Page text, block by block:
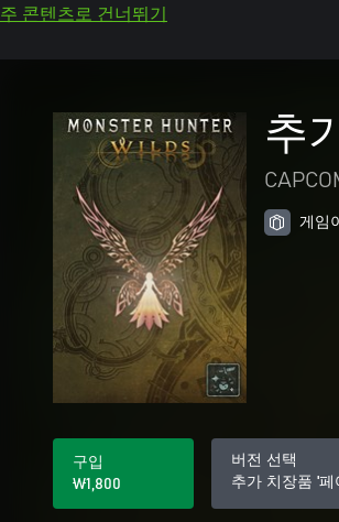
주 콘텐츠로 건너뛰기
추
게임
구입
₩1,800
버전 선택
추가 치장품 '